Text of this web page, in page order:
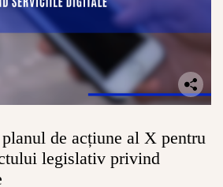
de acțiune al X pentru
legislativ privind